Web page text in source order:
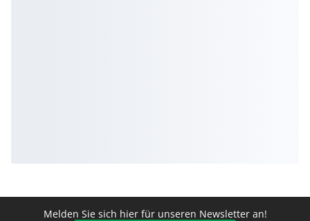
Melden Sie sich hier für unseren Newsletter an!